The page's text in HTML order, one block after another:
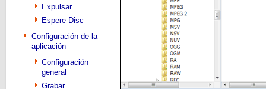
Expulsar
Espere Disc
Configuración de la
aplicación
Configuración
general
Grabar